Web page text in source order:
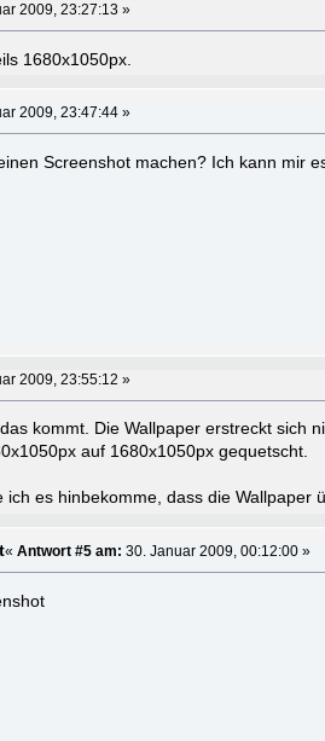
2009, 23:27:13 »
1680x1050px.
2009, 23:47:44 »
Screenshot machen? Ich kann mir
2009, 23:55:12 »
kommt. Die Wallpaper erstreckt sich
auf 1680x1050px gequetscht.
ich es hinbekomme, dass die Wallpaper
«Antwort #5 am: 30. Januar 2009, 00:12:00 »